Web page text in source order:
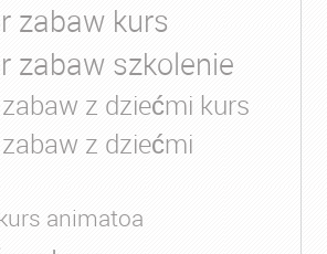
zabaw kurs
zabaw szkolenie
z dziećmi kurs
z dziećmi
animatoa